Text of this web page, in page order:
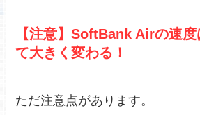
【注意】SoftBank Airの速
て大きく変わる！
ただ注意点があります。